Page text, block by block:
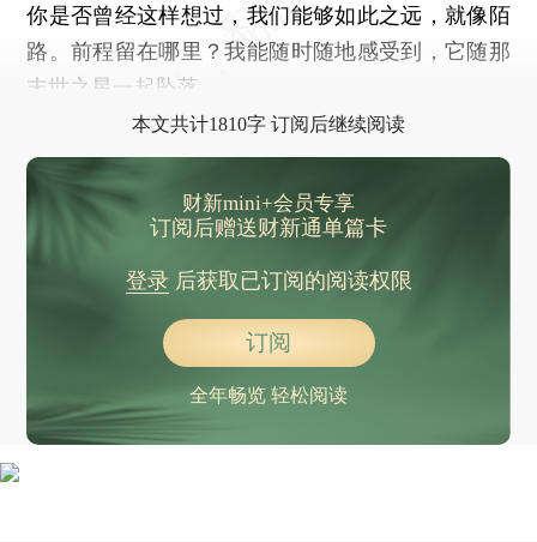
你是否曾经这样想过，我们能够如此之远，就像陌
路。前程留在哪里？我能随时随地感受到，它随那
末世之星一起坠落。
本文共计1810字 订阅后继续阅读
财新mini+会员专享
订阅后赠送财新通单篇卡
登录后获取已订阅的阅读权限
订阅
全年畅览 轻松阅读